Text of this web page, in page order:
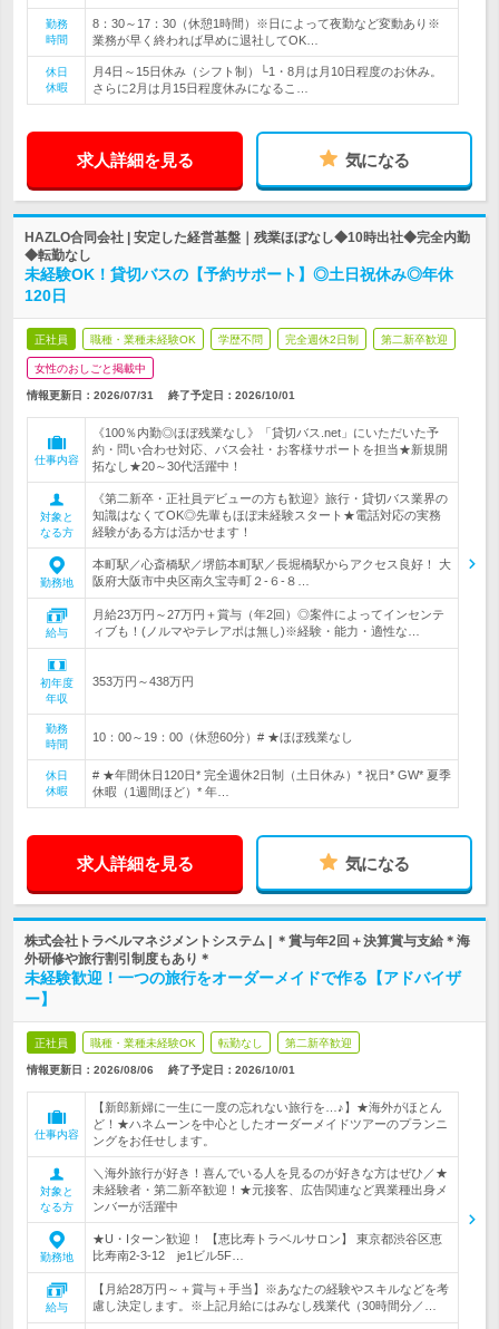
勤務
時間
8：30～17：30（休憩1時間）※日によって夜勤など変動あり※
業務が早く終われば早めに退社してOK…
休日
休暇
月4日～15日休み（シフト制）└1・8月は月10日程度のお休み。
さらに2月は月15日程度休みになるこ…
求人詳細を見る 気になる
HAZLO合同会社 | 安定した経営基盤｜残業ほぼなし◆10時出社◆完全内勤
◆転勤なし
未経験OK！貸切バスの【予約サポート】◎土日祝休み◎年休
120日
正社員 職種・業種未経験OK 学歴不問 完全週休2日制 第二新卒歓迎
女性のおしごと掲載中
情報更新日：2026/07/31 終了予定日： 2026/10/01
仕事内容
《100％内勤◎ほぼ残業なし》「貸切バス.net」にいただいた予
約・問い合わせ対応、バス会社・お客様サポートを担当★新規開
拓なし★20～30代活躍中！
対象と
なる方
《第二新卒・正社員デビューの方も歓迎》旅行・貸切バス業界の
知識はなくてOK◎先輩もほぼ未経験スタート★電話対応の実務
経験がある方は活かせます！
勤務地
本町駅／心斎橋駅／堺筋本町駅／長堀橋駅からアクセス良好！ 大
阪府大阪市中央区南久宝寺町２-６-８…
給与
月給23万円～27万円＋賞与（年2回）◎案件によってインセンテ
ィブも！(ノルマやテレアポは無し)※経験・能力・適性な…
初年度
年収
353万円～438万円
勤務
時間
10：00～19：00（休憩60分）# ★ほぼ残業なし
休日
休暇
# ★年間休日120日* 完全週休2日制（土日休み）* 祝日* GW* 夏季
休暇（1週間ほど）* 年…
求人詳細を見る 気になる
株式会社トラベルマネジメントシステム | ＊賞与年2回＋決算賞与支給＊海
外研修や旅行割引制度もあり＊
未経験歓迎！一つの旅行をオーダーメイドで作る【アドバイザ
ー】
正社員 職種・業種未経験OK 転勤なし 第二新卒歓迎
情報更新日：2026/08/06 終了予定日： 2026/10/01
仕事内容
【新郎新婦に一生に一度の忘れない旅行を…♪】★海外がほとん
ど！★ハネムーンを中心としたオーダーメイドツアーのプランニ
ングをお任せします。
対象と
なる方
＼海外旅行が好き！喜んでいる人を見るのが好きな方はぜひ／★
未経験者・第二新卒歓迎！★元接客、広告関連など異業種出身メ
ンバーが活躍中
勤務地
★U・Iターン歓迎！ 【恵比寿トラベルサロン】 東京都渋谷区恵
比寿南2-3-12 je1ビル5F…
給与
【月給28万円～＋賞与＋手当】※あなたの経験やスキルなどを考
慮し決定します。※上記月給にはみなし残業代（30時間分／…